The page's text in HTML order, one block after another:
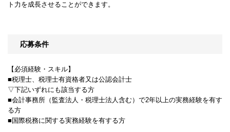
ト力を成長させることができます。
応募条件
【必須経験・スキル】
■税理士、税理士有資格者又は公認会計士
▽下記いずれにも該当する方
■会計事務所（監査法人・税理士法人含む）で2年以上の実務経験を有す
る方
■国際税務に関する実務経験を有する方